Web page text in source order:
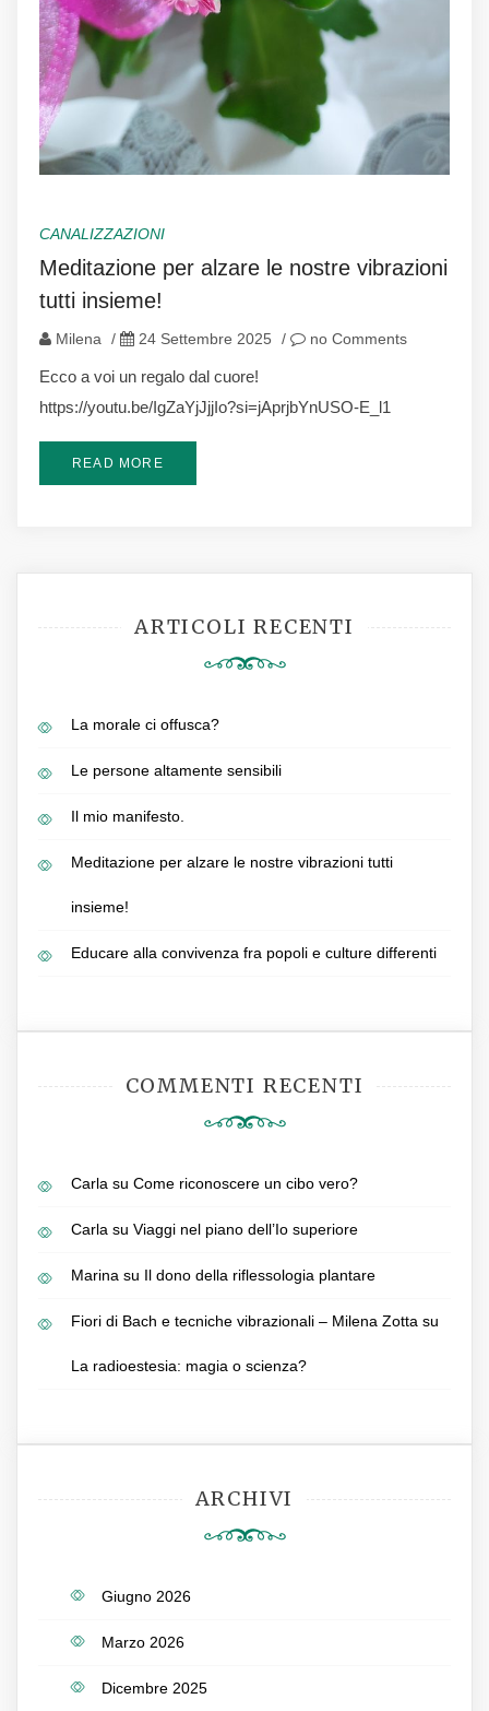
CANALIZZAZIONI
Meditazione per alzare le nostre vibrazioni
tutti insieme!
Milena / 24 Settembre 2025 / no Comments
Ecco a voi un regalo dal cuore!
https://youtu.be/IgZaYjJjjIo?si=jAprjbYnUSO-E_l1
READ MORE
ARTICOLI RECENTI
La morale ci offusca?
Le persone altamente sensibili
Il mio manifesto.
Meditazione per alzare le nostre vibrazioni tutti
insieme!
Educare alla convivenza fra popoli e culture differenti
COMMENTI RECENTI
Carla su Come riconoscere un cibo vero?
Carla su Viaggi nel piano dell’Io superiore
Marina su Il dono della riflessologia plantare
Fiori di Bach e tecniche vibrazionali – Milena Zotta su
La radioestesia: magia o scienza?
ARCHIVI
Giugno 2026
Marzo 2026
Dicembre 2025